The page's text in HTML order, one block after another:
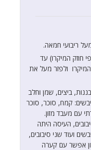
ריבועי חמאה.
חוזק המיקרו) עד
ולפזר מעל את
ביצים, שמן וחלב
קמח, סוכר, סוכר
עם מעבד מזון.
העיסה היתה
ועוד שני סיבובים,
אפשר עם קערה